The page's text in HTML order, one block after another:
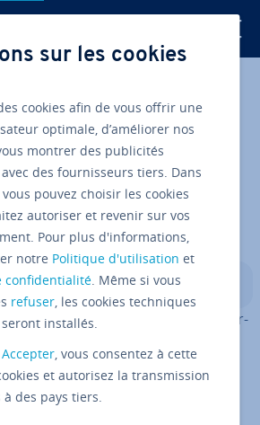
« First In,
Facebook
sur Twitter
sur LinkedIn
de stocker et de gérer des mar­
les mar­chan­dises sont
dans lequel elles ont été
sur les cookies
cookies afin de vous offrir une
optimale, d’améliorer nos
montrer des publicités
des fournisseurs tiers. Dans
vous pouvez choisir les cookies
autoriser et revenir sur vos
Pour plus d'informations,
notre Politique d'utilisation et
confidentialité. Même si vous
refuser, les cookies techniques
installés.
Accepter, vous consentez à cette
et autorisez la transmission
des pays tiers.